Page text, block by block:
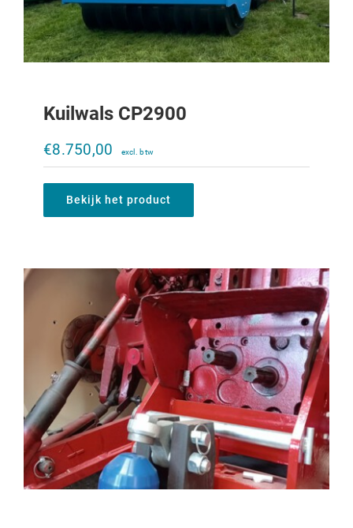
Kuilwals CP2900
€8.750,00
Bekijk het product
Draagplaat K80 CASE IHC 956XL-
€1.200,00